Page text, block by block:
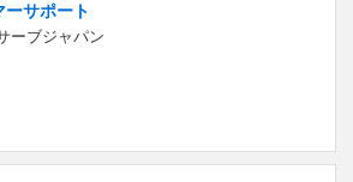
サポート
ーブジャパン